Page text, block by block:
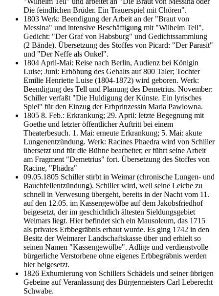
Die feindlichen Brüder. Ein Trauerspiel mit Chören".
1803 Werk: Beendigung der Arbeit an der "Braut von
Messina" und intensive Beschäftigung mit "Wilhelm Tell".
Gedicht: "Der Graf von Habsburg" und Gedichtssammlung
(2 Bände). Übersetzung des Stoffes von Picard: "Der Parasit"
und "Der Neffe als Onkel".
1804 April-Mai: Reise nach Berlin, Audienz bei Königin
Luise; Juni: Erhöhung des Gehalts auf 800 Taler; Tochter
Emilie Henriette Luise (1804-1872) wird geboren. Werk:
Beendigung des Tell und Planung des Demetrius. November:
Schiller verfaßt "Die Huldigung der Künste. Ein lyrisches
Spiel" für den Einzug der Erbprinzessin Maria Pawlowna.
1805 8. Feb.: Erkrankung; 29. April: letzte Begegnung mit
Goethe und letzter öffentlicher Auftritt bei einem
Theaterbesuch. 1. Mai: erneute Erkrankung; 5. Mai: akute
Lungenentzündung. Werk: Racines Phaedra wird von Schiller
übersetzt und für die Bühne bearbeitet; er führt seine Arbeit
am Fragment "Demetrius" fort. Übersetzung des Stoffes von
Racine, "Phädra"
09.05.1805 Schiller stirbt in Weimar (chronische Lungen- und
Bauchfellentzündung). Schiller wird, weil seine Leiche zu
schnell in Verwesung übergeht, bereits in der Nacht vom 11.
auf den 12.05. im Kassengewölbe auf dem Jakobsfriedhof
beigesetzt, der im geschichtlich ältesten Sieldungsgebiet
Weimars liegt. Hier befindet sich ein Mausoleum, das 1715
als privates Erbbegräbnis erbaut wurde. Es ging 1742 in den
Besitz der Weimarer Landschaftskasse über und erhielt so
seinen Namen "Kassengewölbe". Adlige und verdienstvolle
bürgerliche Verstorbene ohne eigenes Erbbegräbnis werden
hier beigesetzt.
1826 Exhumierung von Schillers Schädels und seiner übrigen
Gebeine auf Veranlassung des Bürgermeisters Carl Leberecht
Schwabe.